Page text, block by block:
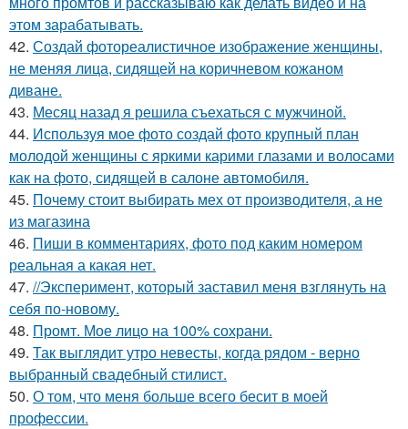
этом зарабатывать.
42. Создай фотореалистичное изображение женщины,
не меняя лица, сидящей на коричневом кожаном
диване.
43. Месяц назад я решила съехаться с мужчиной.
44. Используя мое фото создай фото крупный план
молодой женщины с яркими карими глазами и волосами
как на фото, сидящей в салоне автомобиля.
45. Почему стоит выбирать мех от производителя, а не
из магазина
46. Пиши в комментариях, фото под каким номером
реальная а какая нет.
47. //Эксперимент, который заставил меня взглянуть на
себя по-новому.
48. Промт. Мое лицо на 100% сохрани.
49. Так выглядит утро невесты, когда рядом - верно
выбранный свадебный стилист.
50. О том, что меня больше всего бесит в моей
профессии.